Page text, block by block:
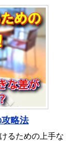
略法
るための上手な